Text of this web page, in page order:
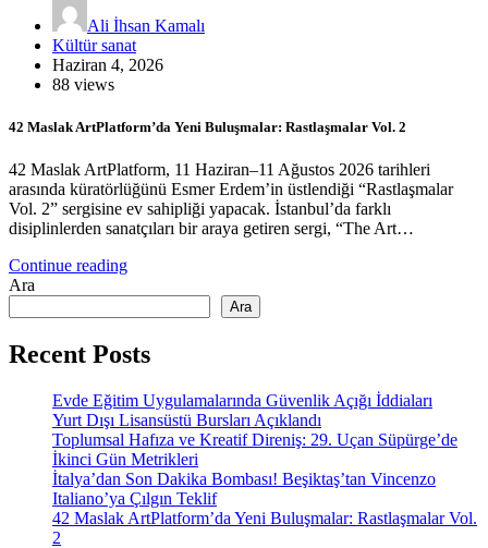
Ali İhsan Kamalı
Kültür sanat
Haziran 4, 2026
88 views
42 Maslak ArtPlatform’da Yeni Buluşmalar: Rastlaşmalar Vol. 2
42 Maslak ArtPlatform, 11 Haziran–11 Ağustos 2026 tarihleri
arasında küratörlüğünü Esmer Erdem’in üstlendiği “Rastlaşmalar
Vol. 2” sergisine ev sahipliği yapacak. İstanbul’da farklı
disiplinlerden sanatçıları bir araya getiren sergi, “The Art…
Continue reading
Ara
Ara
Recent Posts
Evde Eğitim Uygulamalarında Güvenlik Açığı İddiaları
Yurt Dışı Lisansüstü Bursları Açıklandı
Toplumsal Hafıza ve Kreatif Direniş: 29. Uçan Süpürge’de
İkinci Gün Metrikleri
İtalya’dan Son Dakika Bombası! Beşiktaş’tan Vincenzo
Italiano’ya Çılgın Teklif
42 Maslak ArtPlatform’da Yeni Buluşmalar: Rastlaşmalar Vol.
2